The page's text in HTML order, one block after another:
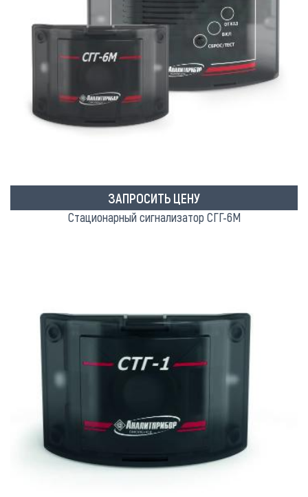
ЗАПРОСИТЬ ЦЕНУ
Стационарный сигнализатор СГГ-6М